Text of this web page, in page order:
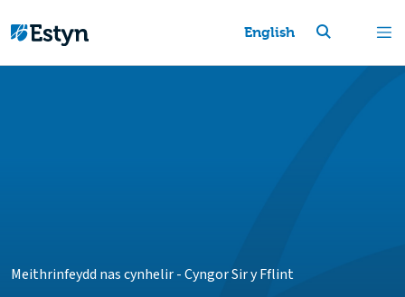
English
Meithrinfeydd nas cynhelir-Cyngor Sir y Fflint